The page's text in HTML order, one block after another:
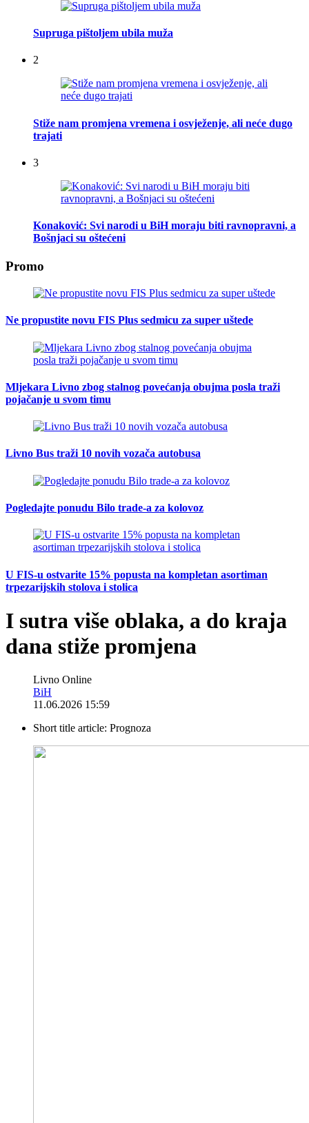
Supruga pištoljem ubila muža
2
Stiže nam promjena vremena i osvježenje, ali neće dugo
trajati
3
Konaković: Svi narodi u BiH moraju biti ravnopravni, a
Bošnjaci su oštećeni
Promo
Ne propustite novu FIS Plus sedmicu za super uštede
Mljekara Livno zbog stalnog povećanja obujma posla traži
pojačanje u svom timu
Livno Bus traži 10 novih vozača autobusa
Pogledajte ponudu Bilo trade-a za kolovoz
U FIS-u ostvarite 15% popusta na kompletan asortiman
trpezarijskih stolova i stolica
I sutra više oblaka, a do kraja
dana stiže promjena
Livno Online
BiH
11.06.2026 15:59
Short title article: Prognoza